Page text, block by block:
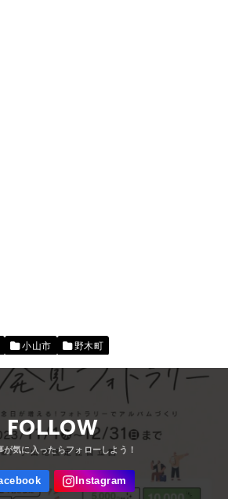
小山市 野木町
FOLLOW